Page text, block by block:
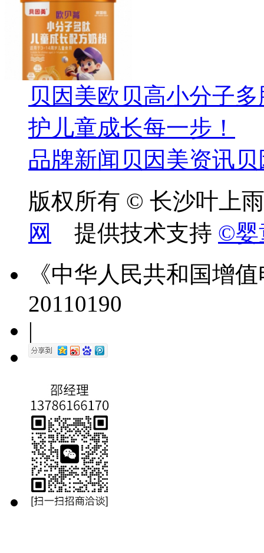
贝因美欧贝高小分子
护儿童成长每一步！
品牌新闻 贝因美资讯
版权所有 © 长沙叶上
网
提供技术支持 ©婴
《中华人民共和国增
20110190
|